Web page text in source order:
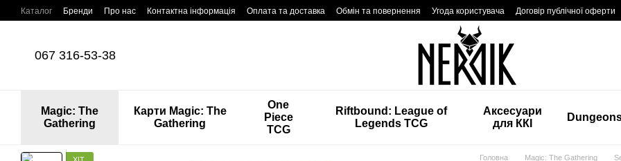
Перейти до основного контенту
Каталог Бренди Про нас Контактна інформація Оплата та доставка Обмін та повернення Угода користувача Договір публічної оферти
067 316-53-38
Magic: The
Gathering
Карти Magic: The
Gathering
One
Piece
TCG
Riftbound: League of
Legends TCG
Аксесуари
для ККІ
ХІТ Головна Magic: The Gathering